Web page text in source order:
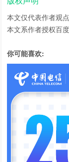
本文仅代表作者观
本文系作者授权百
你可能喜欢: